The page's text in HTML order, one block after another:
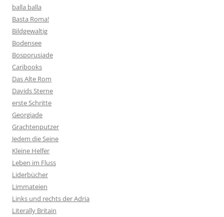
balla balla
Basta Roma!
Bildgewaltig
Bodensee
Bosporusiade
Caribooks
Das Alte Rom
Davids Sterne
erste Schritte
Georgiade
Grachtenputzer
Jedem die Seine
Kleine Helfer
Leben im Fluss
Liderbücher
Limmateien
Links und rechts der Adria
Literally Britain